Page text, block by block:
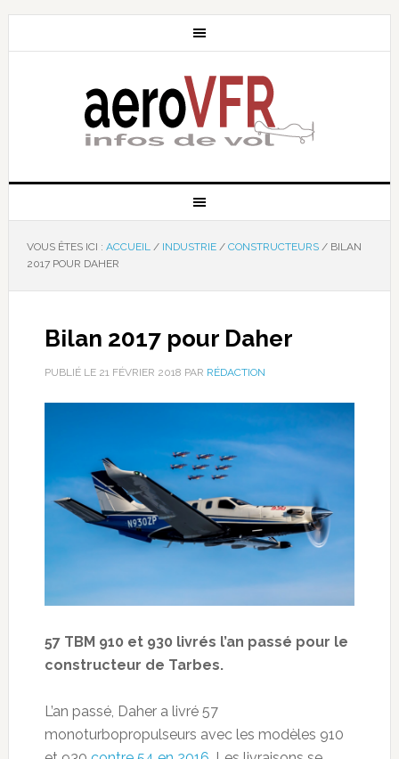
VOUS ÊTES ICI : ACCUEIL / INDUSTRIE / CONSTRUCTEURS /BILAN
2017 POUR DAHER
Bilan 2017 pour Daher
PUBLIÉ LE 21 FÉVRIER 2018 PAR RÉDACTION
57 TBM 910 et 930 livrés l’an passé pour le
constructeur de Tarbes.
L’an passé, Daher a livré 57
monoturbopropulseurs avec les modèles 910